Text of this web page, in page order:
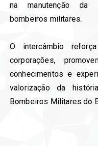
na manutenção da
bombeiros militares.
O intercâmbio
corporações,
conhecimentos e
valorização da
Bombeiros Militares do